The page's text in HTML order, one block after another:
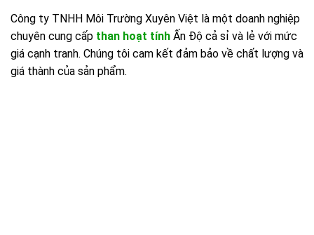
Công ty TNHH Môi Trường Xuyên Việt là một doanh nghiệp
chuyên cung cấp than hoạt tính Ấn Độ cả sỉ và lẻ với mức
giá cạnh tranh. Chúng tôi cam kết đảm bảo về chất lượng và
giá thành của sản phẩm.